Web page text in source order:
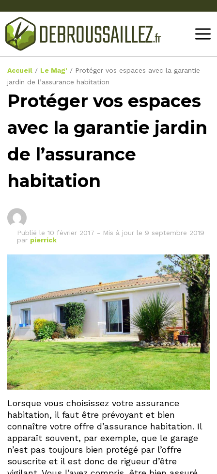
Accueil / Le Mag' / Protéger vos espaces avec la garantie
jardin de l’assurance habitation
Protéger vos espaces
avec la garantie jardin
de l’assurance
habitation
Publié le 10 février 2017 - Mis à jour le 9 septembre 2019
par pierrick
Lorsque vous choisissez votre assurance
habitation, il faut être prévoyant et bien
connaître votre offre d’assurance habitation. Il
apparaît souvent, par exemple, que le garage
n’est pas toujours bien protégé par l’offre
souscrite et il est donc de rigueur d’être